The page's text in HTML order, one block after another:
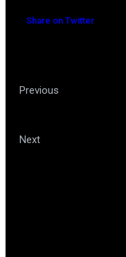
Share on Twitter
Previous
Next